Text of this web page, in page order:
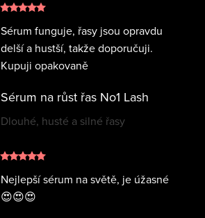
Sérum funguje, řasy jsou opravdu
delší a hustší, takže doporučuji.
Kupuji opakovaně
Sérum na růst řas No1 Lash
Dlouhé, husté a silné řasy
Nejlepší sérum na světě, je úžasné
😍😍😍